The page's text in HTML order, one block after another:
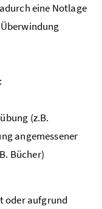
eine Notlage
(z.B.
angemessener
Bücher)
oder aufgrund